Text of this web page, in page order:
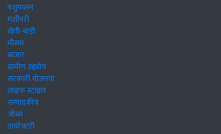
पशुपालन
मशीनरी
खेती-बाड़ी
मौसम
बाजार
ग्रामीण उद्द्योग
सरकारी योजनाएं
लाइफ स्टाइल
सम्पादकीय
जॉब्स
डायरेक्टरी